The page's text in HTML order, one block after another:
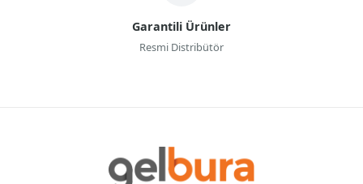
Garantili Ürünler
Resmi Distribütör